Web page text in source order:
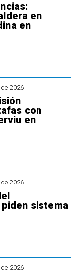
en
en
2026
con
en
2026
sistema
2026